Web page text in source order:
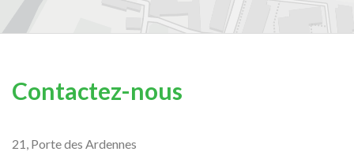
Contactez-nous
21, Porte des Ardennes